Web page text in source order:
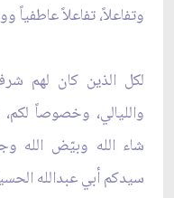
وتفاعلاً، تفاعلاً
لكل الذين كان لهم
والليالي، وخصوصاً
شاء الله وبيّض الله
سيدكم أبي عبدالله